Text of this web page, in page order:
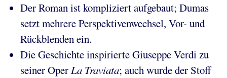
Der Roman ist kompliziert aufgebaut; Dumas
setzt mehrere Perspektivenwechsel, Vor- und
Rückblenden ein.
Die Geschichte inspirierte Giuseppe Verdi zu
seiner OperLa Traviata; auch wurde der Stoff